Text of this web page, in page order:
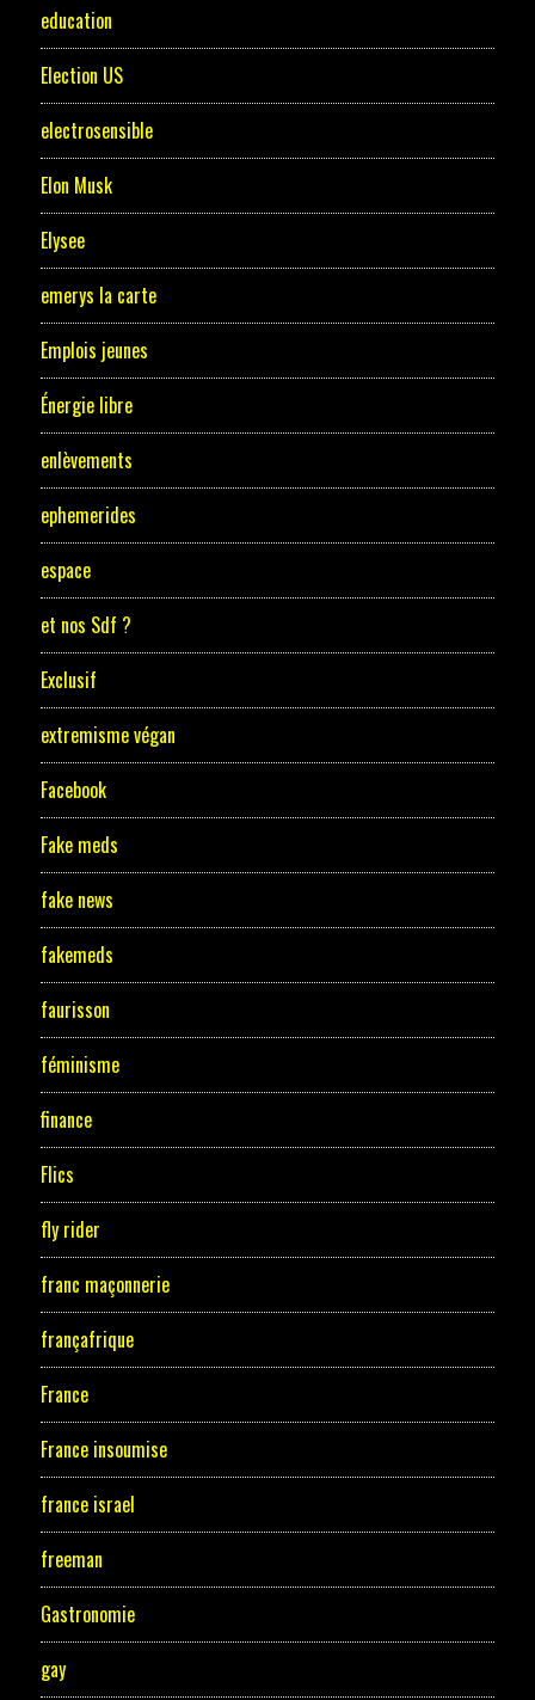
education
Election US
electrosensible
Elon Musk
Elysee
emerys la carte
Emplois jeunes
Énergie libre
enlèvements
ephemerides
espace
et nos Sdf ?
Exclusif
extremisme végan
Facebook
Fake meds
fake news
fakemeds
faurisson
féminisme
finance
Flics
fly rider
franc maçonnerie
françafrique
France
France insoumise
france israel
freeman
Gastronomie
gay